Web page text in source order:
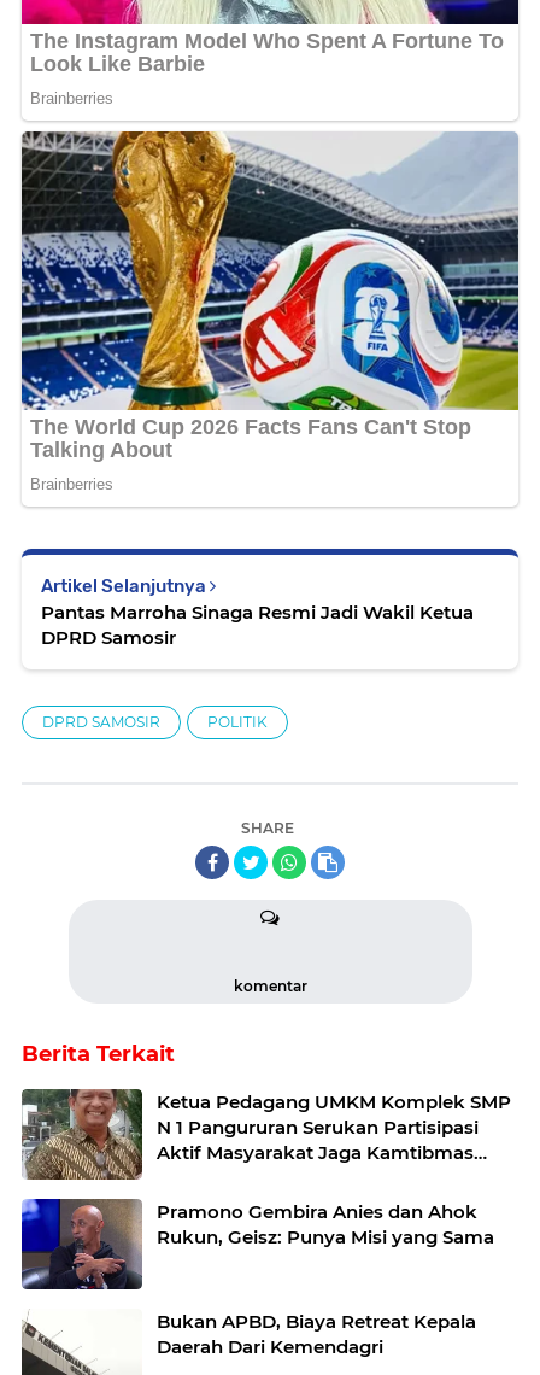
Artikel Selanjutnya
Pantas Marroha Sinaga Resmi Jadi Wakil Ketua
DPRD Samosir
DPRD SAMOSIR POLITIK
SHARE
komentar
Berita Terkait
Ketua Pedagang UMKM Komplek SMP
N 1 Pangururan Serukan Partisipasi
Aktif Masyarakat Jaga Kamtibmas
Pramono Gembira Anies dan Ahok
Rukun, Geisz: Punya Misi yang Sama
Bukan APBD, Biaya Retreat Kepala
Daerah Dari Kemendagri